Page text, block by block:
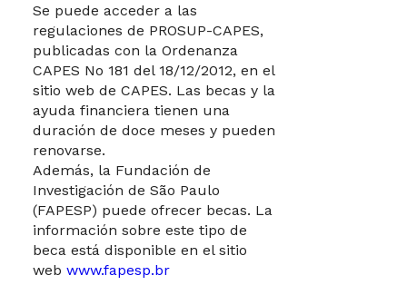
Se puede acceder a las
regulaciones de PROSUP-CAPES,
publicadas con la Ordenanza
CAPES No 181 del 18/12/2012, en el
sitio web de CAPES. Las becas y la
ayuda financiera tienen una
duración de doce meses y pueden
renovarse.
Además, la Fundación de
Investigación de São Paulo
(FAPESP) puede ofrecer becas. La
información sobre este tipo de
beca está disponible en el sitio
web www.fapesp.br